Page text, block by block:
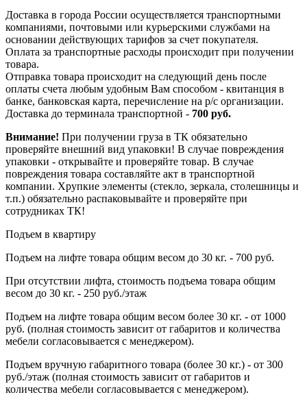
Доставка в города России осуществляется транспортными
компаниями, почтовыми или курьерскими службами на
основании действующих тарифов за счет покупателя.
Оплата за транспортные расходы происходит при получении
товара.
Отправка товара происходит на следующий день после
оплаты счета любым удобным Вам способом - квитанция в
банке, банковская карта, перечисление на р/с организации.
Доставка до терминала транспортной - 700 руб.
Внимание! При получении груза в ТК обязательно
проверяйте внешний вид упаковки! В случае повреждения
упаковки - открывайте и проверяйте товар. В случае
повреждения товара составляйте акт в транспортной
компании. Хрупкие элементы (стекло, зеркала, столешницы и
т.п.) обязательно распаковывайте и проверяйте при
сотрудниках ТК!
Подъем в квартиру
Подъем на лифте товара общим весом до 30 кг. - 700 руб.
При отсутствии лифта, стоимость подъема товара общим
весом до 30 кг. - 250 руб./этаж
Подъем на лифте товара общим весом более 30 кг. - от 1000
руб. (полная стоимость зависит от габаритов и количества
мебели согласовывается с менеджером).
Подъем вручную габаритного товара (более 30 кг.) - от 300
руб./этаж (полная стоимость зависит от габаритов и
количества мебели согласовывается с менеджером).